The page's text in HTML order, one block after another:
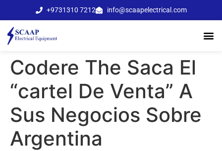
+9731310 7212 info@scaapelectrical.com
Codere The Saca El
“cartel De Venta” A
Sus Negocios Sobre
Argentina